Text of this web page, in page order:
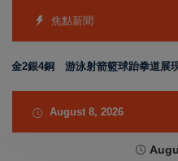
焦點新聞
4銅 游泳射箭籃球跆拳道展現青年
August 8, 2026